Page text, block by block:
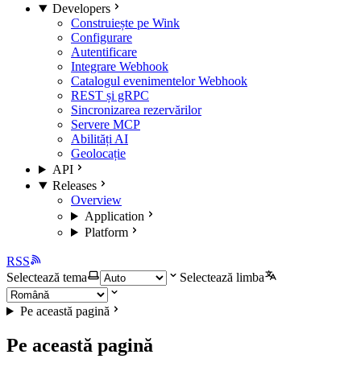
Developers
Construiește pe Wink
Configurare
Autentificare
Integrare Webhook
Catalogul evenimentelor Webhook
REST și gRPC
Sincronizarea rezervărilor
Servere MCP
Abilități AI
Geolocație
API
Releases
Overview
Application
Platform
RSS
Selectează tema
Selectează limba
Pe această pagină
Pe această pagină